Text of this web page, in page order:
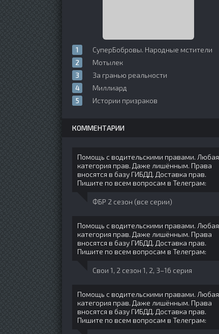
СуперБобровы. Народные мстители
Мотылек
За гранью реальности
Миллиард
Истории призраков
КОММЕНТАРИИ
Помощь с водительскими правами. Любая
категория прав. Даже лишённым. Права
вносятся в базу ГИБДД. Доставка прав.
Пишите по всем вопросам в Телеграм:
ФБР 2 сезон (все серии)
Помощь с водительскими правами. Любая
категория прав. Даже лишённым. Права
вносятся в базу ГИБДД. Доставка прав.
Пишите по всем вопросам в Телеграм:
Свои 1, 2 сезон 1, 2, 3–16 серия
Помощь с водительскими правами. Любая
категория прав. Даже лишённым. Права
вносятся в базу ГИБДД. Доставка прав.
Пишите по всем вопросам в Телеграм: